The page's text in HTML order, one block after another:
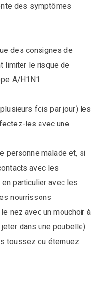
des symptômes
des consignes de
limiter le risque de
A/H1N1:
fois par jour) les
les avec une
malade et, si
avec les
particulier avec les
nourrissons
nez avec un mouchoir à
dans une poubelle)
toussez ou éternuez.